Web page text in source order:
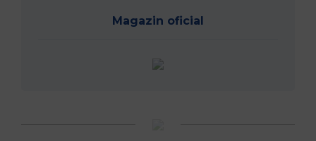
Magazin oficial